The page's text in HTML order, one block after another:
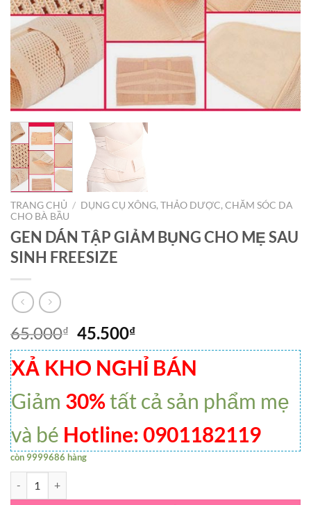
TRANG CHỦ / DỤNG CỤ XÔNG, THẢO DƯỢC, CHĂM SÓC DA
CHO BÀ BẦU
GEN DÁN TẬP GIẢM BỤNG CHO MẸ SAU
SINH FREESIZE
65.000₫ 45.500₫
XẢ KHO NGHỈ BÁN
Giảm 30%tất cả sản phẩm mẹ
và bé Hotline: 0901182119
còn 9999686 hàng